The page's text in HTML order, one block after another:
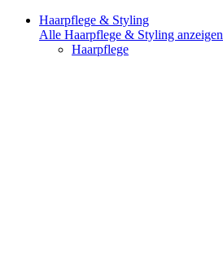
Haarpflege & Styling
Alle Haarpflege & Styling anzeigen
Haarpflege